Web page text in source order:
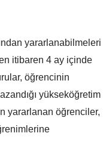
yararlanabilmeleri
itibaren 4 ay içinde
öğrencinin
yükseköğretim
yararlanan öğrenciler,